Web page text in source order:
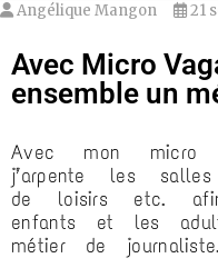
Angélique Mangon 21
Avec Micro
ensemble un
Avec mon micro
j’arpente les
de loisirs etc.
enfants et les
métier de journaliste.